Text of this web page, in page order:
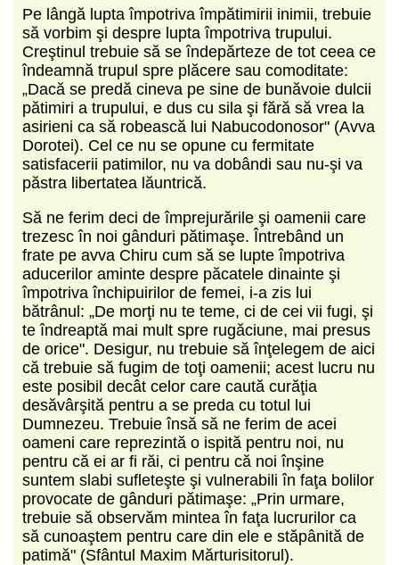
Pe lângă lupta împotriva împătimirii inimii, trebuie
să vorbim şi despre lupta împotriva trupului.
Creştinul trebuie să se îndepărteze de tot ceea ce
îndeamnă trupul spre plăcere sau comoditate:
„Dacă se predă cineva pe sine de bunăvoie dulcii
pătimiri a trupului, e dus cu sila şi fără să vrea la
asirieni ca să robească lui Nabucodonosor" (Avva
Dorotei). Cel ce nu se opune cu fermitate
satisfacerii patimilor, nu va dobândi sau nu-şi va
păstra libertatea lăuntrică.
Să ne ferim deci de împrejurările şi oamenii care
trezesc în noi gânduri pătimaşe. Întrebând un
frate pe avva Chiru cum să se lupte împotriva
aducerilor aminte despre păcatele dinainte şi
împotriva închipuirilor de femei, i-a zis lui
bătrânul: „De morţi nu te teme, ci de cei vii fugi, şi
te îndreaptă mai mult spre rugăciune, mai presus
de orice". Desigur, nu trebuie să înţelegem de aici
că trebuie să fugim de toţi oamenii; acest lucru nu
este posibil decât celor care caută curăţia
desăvârşită pentru a se preda cu totul lui
Dumnezeu. Trebuie însă să ne ferim de acei
oameni care reprezintă o ispită pentru noi, nu
pentru că ei ar fi răi, ci pentru că noi înşine
suntem slabi sufleteşte şi vulnerabili în faţa bolilor
provocate de gânduri pătimaşe: „Prin urmare,
trebuie să observăm mintea în faţa lucrurilor ca
să cunoaştem pentru care din ele e stăpânită de
patimă" (Sfântul Maxim Mărturisitorul).